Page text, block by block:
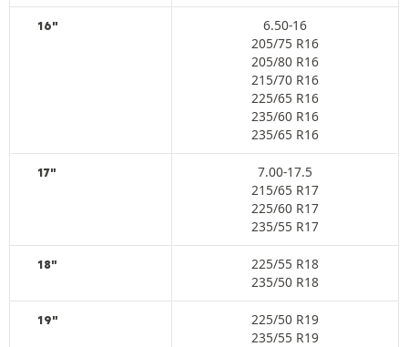
16"
6.50-16
205/75 R16
205/80 R16
215/70 R16
225/65 R16
235/60 R16
235/65 R16
17"
7.00-17.5
215/65 R17
225/60 R17
235/55 R17
18"
225/55 R18
235/50 R18
19"
225/50 R19
235/55 R19